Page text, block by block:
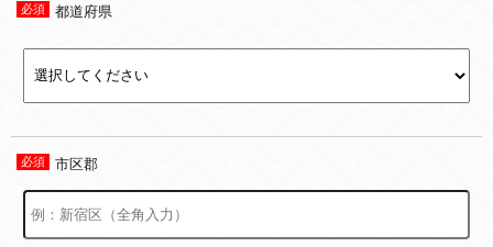
都道府県
市区郡